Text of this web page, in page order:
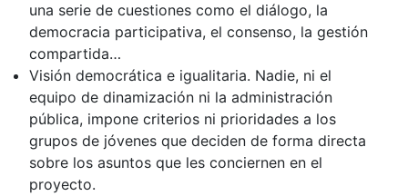
una serie de cuestiones como el diálogo, la
democracia participativa, el consenso, la gestión
compartida…
Visión democrática e igualitaria. Nadie, ni el
equipo de dinamización ni la administración
pública, impone criterios ni prioridades a los
grupos de jóvenes que deciden de forma directa
sobre los asuntos que les conciernen en el
proyecto.